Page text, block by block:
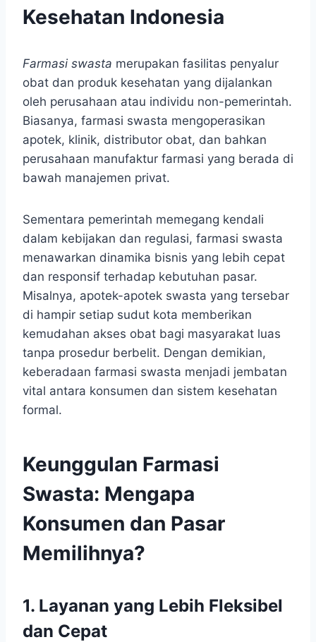
Kesehatan Indonesia
Farmasi swasta merupakan fasilitas penyalur
obat dan produk kesehatan yang dijalankan
oleh perusahaan atau individu non-pemerintah.
Biasanya, farmasi swasta mengoperasikan
apotek, klinik, distributor obat, dan bahkan
perusahaan manufaktur farmasi yang berada di
bawah manajemen privat.
Sementara pemerintah memegang kendali
dalam kebijakan dan regulasi, farmasi swasta
menawarkan dinamika bisnis yang lebih cepat
dan responsif terhadap kebutuhan pasar.
Misalnya, apotek-apotek swasta yang tersebar
di hampir setiap sudut kota memberikan
kemudahan akses obat bagi masyarakat luas
tanpa prosedur berbelit. Dengan demikian,
keberadaan farmasi swasta menjadi jembatan
vital antara konsumen dan sistem kesehatan
formal.
Keunggulan Farmasi
Swasta: Mengapa
Konsumen dan Pasar
Memilihnya?
1. Layanan yang Lebih Fleksibel
dan Cepat